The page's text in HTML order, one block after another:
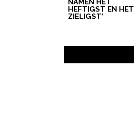
NAMEN HET
HEFTIGST EN HET
ZIELIGST’